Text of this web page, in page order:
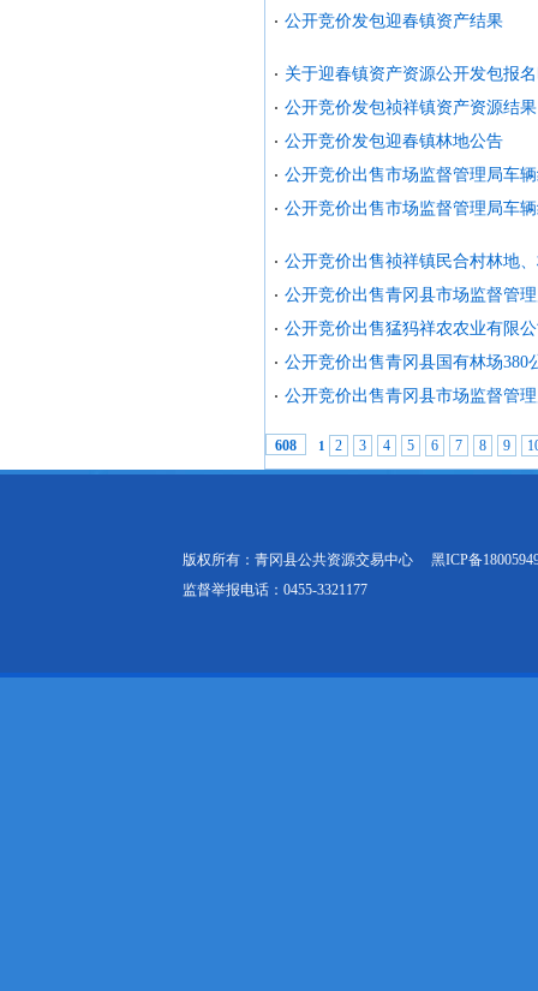
公开竞价发包迎春镇资产结果
关于迎春镇资产资源公开发包报
公开竞价发包祯祥镇资产资源结果
公开竞价发包迎春镇林地公告
公开竞价出售市场监督管理局车
公开竞价出售市场监督管理局车
公开竞价出售祯祥镇民合村林地
公开竞价出售青冈县市场监督管
公开竞价出售猛犸祥农农业有限
公开竞价出售青冈县国有林场380
公开竞价出售青冈县市场监督管
608 1 2 3 4 5 6 7 8 9
版权所有：青冈县公共资源交易中心 黑ICP备
监督举报电话：0455-3321177